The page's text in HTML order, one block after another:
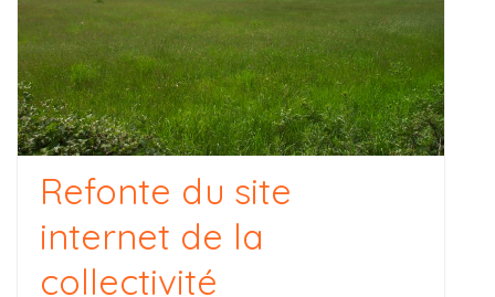
Refonte du site
internet de la
collectivité